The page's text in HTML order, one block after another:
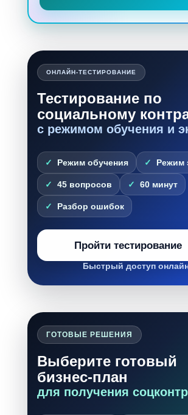
ОНЛАЙН-ТЕСТИРОВАНИЕ
Тестирование по
социальному
с режимом обучения и
Режим обучения Режим
45 вопросов 60 минут
Разбор ошибок
Пройти тестирование
Быстрый доступ
ГОТОВЫЕ РЕШЕНИЯ
Выберите готовый
бизнес-план
для получения